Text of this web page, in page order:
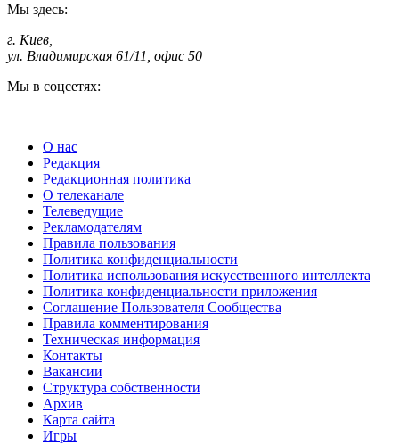
Мы здесь:
г. Киев
ул. Владимирская 61/11, офис 50
Мы в соцсетях:
О нас
Редакция
Редакционная политика
О телеканале
Телеведущие
Рекламодателям
Правила пользования
Политика конфиденциальности
Политика использования искусственного интеллекта
Политика конфиденциальности приложения
Соглашение Пользователя Сообщества
Правила комментирования
Техническая информация
Контакты
Вакансии
Структура собственности
Архив
Карта сайта
Игры